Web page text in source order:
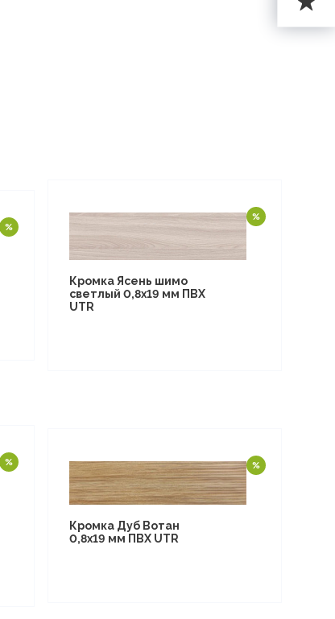
Кромка Ясень шимо
светлый 0,8х19 мм ПВХ
UTR
Кромка Дуб Вотан
0,8х19 мм ПВХ UTR